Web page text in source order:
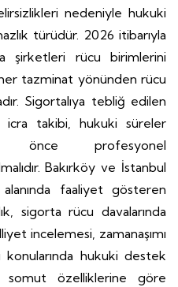
nedeniyle hukuki
türüdür. 2026 itibarıyla
şirketleri rücu birimlerini
tazminat yönünden rücu
Sigortalıya tebliğ edilen
takibi, hukuki süreler
önce profesyonel
Bakırköy ve İstanbul
faaliyet gösteren
sigorta rücu davalarında
incelemesi, zamanaşımı
hukuki destek
somut özelliklerine göre